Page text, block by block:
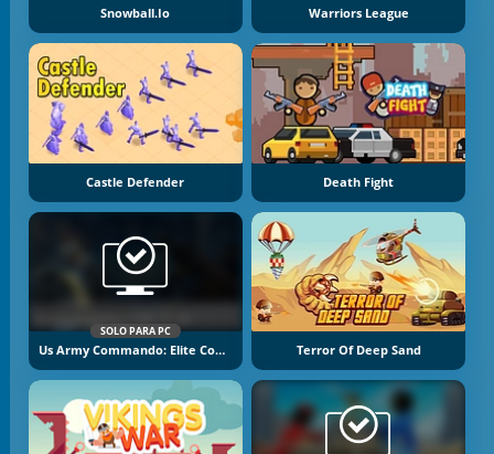
Snowball.io Warriors League
Castle Defender Death Fight
SOLO PARA PC
Us Army Commando: Elite Commando War Terror Of Deep Sand